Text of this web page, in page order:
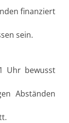
finanziert
sein.
Uhr bewusst
Abständen